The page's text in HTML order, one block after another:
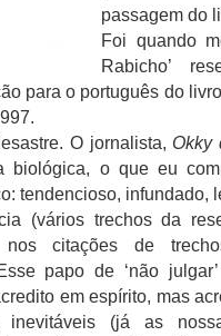
passagem do
Foi quando
Rabicho’
para o português do
O jornalista, Okky
biológica, o que eu
tendencioso, infundado,
(vários trechos da
nos citações de
papo de ‘não
em espírito, mas
inevitáveis (já as